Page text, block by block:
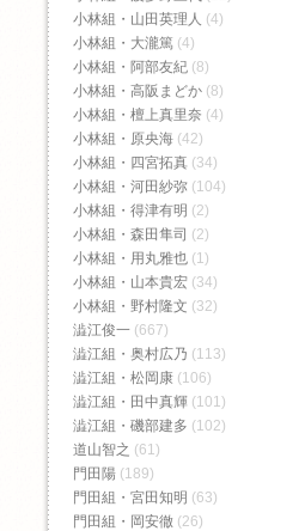
小林組・山田英理人 (4)
小林組・大瀧篤 (4)
小林組・阿部友紀 (8)
小林組・高阪まどか (8)
小林組・檀上真里奈 (4)
小林組・原央海 (42)
小林組・四宮拓真 (34)
小林組・河田紗弥 (104)
小林組・得津有明 (2)
小林組・森田隼司 (2)
小林組・用丸雅也 (1)
小林組・山本貴宏 (34)
小林組・野村隆文 (32)
澁江俊一 (667)
澁江組・奥村広乃 (113)
澁江組・松岡康 (106)
澁江組・田中真輝 (101)
澁江組・磯部建多 (102)
道山智之 (61)
門田陽 (189)
門田組・宮田知明 (63)
門田組・岡安徹 (26)